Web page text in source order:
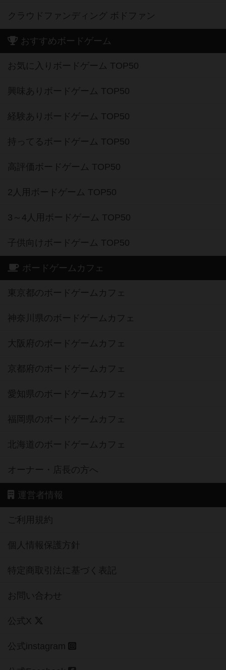
クラウドファンディング ボドファン
おすすめボードゲーム
お気に入りボードゲーム TOP50
興味ありボードゲーム TOP50
経験ありボードゲーム TOP50
持ってるボードゲーム TOP50
高評価ボードゲーム TOP50
2人用ボードゲーム TOP50
3～4人用ボードゲーム TOP50
子供向けボードゲーム TOP50
ボードゲームカフェ
東京都のボードゲームカフェ
神奈川県のボードゲームカフェ
大阪府のボードゲームカフェ
京都府のボードゲームカフェ
愛知県のボードゲームカフェ
福岡県のボードゲームカフェ
北海道のボードゲームカフェ
オーナー・店長の方へ
運営者情報
ご利用規約
個人情報保護方針
特定商取引法に基づく表記
お問い合わせ
公式X
公式instagram